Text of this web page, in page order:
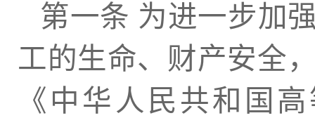
第一条 为进一步加
工的生命、财产安全
《中华人民共和国